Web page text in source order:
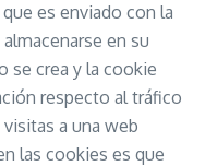
es enviado con la
en su
se crea y la cookie
respecto al tráfico
a una web
las cookies es que